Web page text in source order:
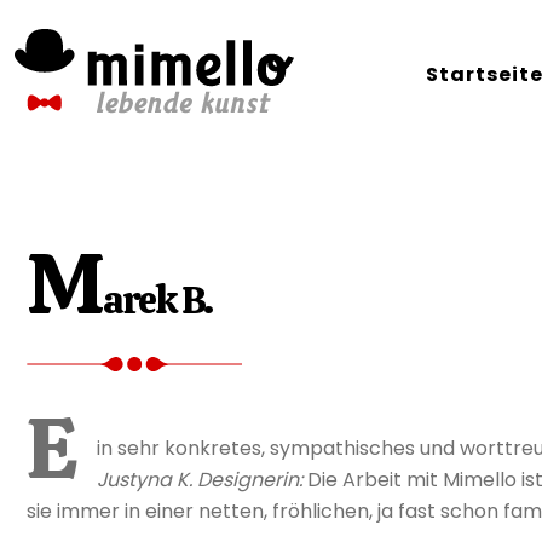
to
content
Startseite
Marek B.
E
in sehr konkretes, sympathisches und
Justyna K. Designerin:Die Arbeit mit Mimello
sie immer in einer netten, fröhlichen, ja fast schon